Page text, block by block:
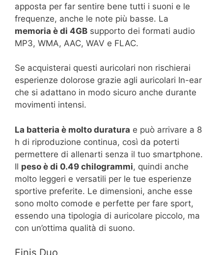
apposta per far sentire bene tutti i suoni e le
frequenze, anche le note più basse. La
memoria è di 4GB supporto dei formati audio
MP3, WMA, AAC, WAV e FLAC.
Se acquisterai questi auricolari non rischierai
esperienze dolorose grazie agli auricolari In-ear
che si adattano in modo sicuro anche durante
movimenti intensi.
La batteria è molto duratura e può arrivare a 8
h di riproduzione continua, così da poterti
permettere di allenarti senza il tuo smartphone.
Il peso è di 0.49 chilogrammi, quindi anche
molto leggeri e versatili per le tue esperienze
sportive preferite. Le dimensioni, anche esse
sono molto comode e perfette per fare sport,
essendo una tipologia di auricolare piccolo, ma
con un’ottima qualità di suono.
Finis Duo